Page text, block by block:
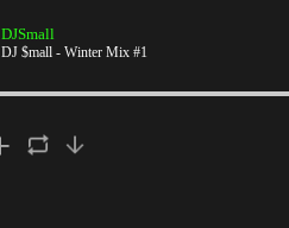
DJSmall
DJ $mall - Winter Mix #1